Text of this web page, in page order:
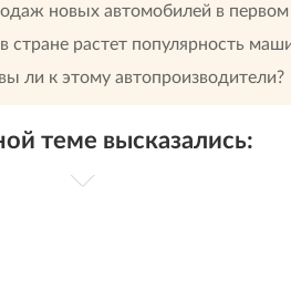
новых автомобилей в первом
стране растет популярность
ли к этому автопроизводители?
теме высказались: